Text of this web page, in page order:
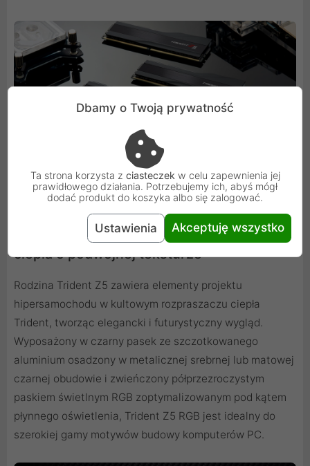
Wysokiej jakości konstrukcja rozpraszacza
ciepła o podwójnej teksturze
Rodzina Trident Z5 zawiera elementy projektu
hipersamochodu w kultowym rozpraszaczu ciepła
Trident, tworząc elegancki i futurystyczny wygląd.
Wyposażony w czarny pasek ze szczotkowanego
aluminium osadzony w metalicznej srebrnej lub matowej
czarnej obudowie i zwieńczony półprzezroczystym
paskiem świetlnym RGB zoptymalizowanym pod kątem
płynnego oświetlenia, Trident Z5 RGB jest idealny do
szerokiej gamy motywów budowy komputerów PC.
Dbamy o Twoją prywatność
Ta strona korzysta z ciasteczek w celu zapewnienia jej
prawidłowego działania. Potrzebujemy ich, abyś mógł
dodać produkt do koszyka albo się zalogować.
Ustawienia Akceptuję wszystko